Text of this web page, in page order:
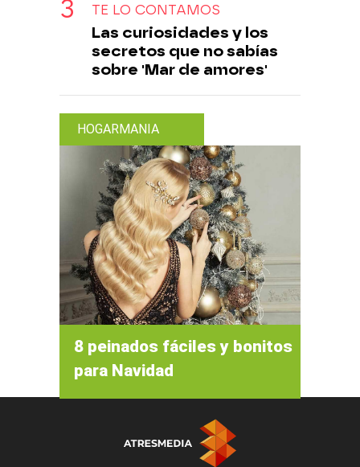
TE LO CONTAMOS
Las curiosidades y los
secretos que no sabías
sobre 'Mar de amores'
HOGARMANIA
8 peinados fáciles y bonitos
para Navidad